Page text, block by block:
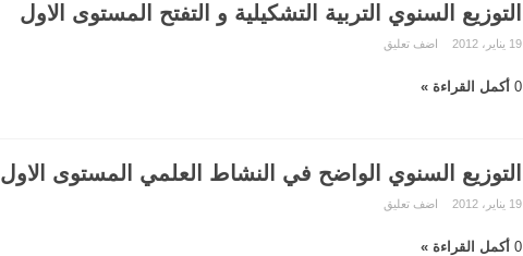
التوزيع السنوي التربية التشكيلية و التفتح المستوى الاول
19 يناير، 2012 اضف تعليق
0 أكمل القراءة »
التوزيع السنوي الواضح في النشاط العلمي المستوى الاول
19 يناير، 2012 اضف تعليق
0 أكمل القراءة »